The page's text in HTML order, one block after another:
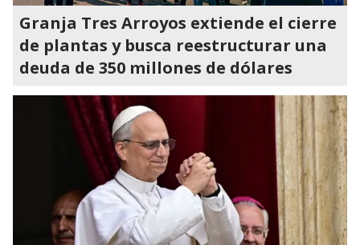
Granja Tres Arroyos extiende el cierre
de plantas y busca reestructurar una
deuda de 350 millones de dólares